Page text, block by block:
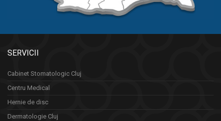
SERVICII
Cabinet Stomatologic Cluj
Centru Medical
Hernie de disc
Dermatologie Cluj